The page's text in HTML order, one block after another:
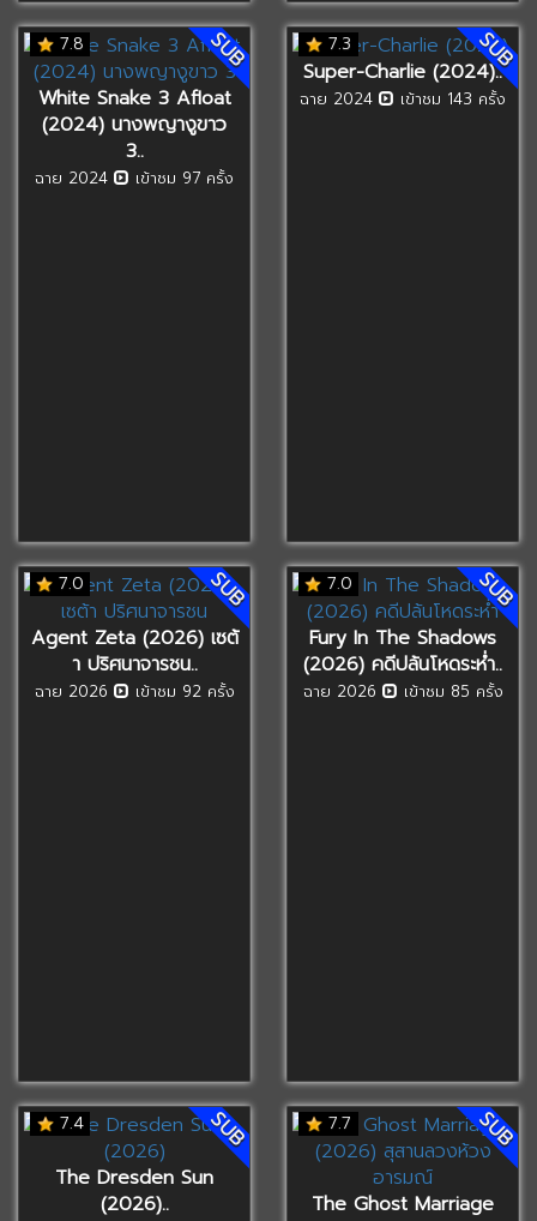
7.8 SUB
White Snake 3 Afloat
(2024) นางพญางูขาว
3..
ฉาย 2024 เข้าชม 97 ครั้ง
7.3 SUB
Super-Charlie (2024)..
ฉาย 2024 เข้าชม 143 ครั้ง
7.0 SUB
Agent Zeta (2026) เซต้
า ปริศนาจารชน..
ฉาย 2026 เข้าชม 92 ครั้ง
7.0 SUB
Fury In The Shadows
(2026) คดีปล้นโหดระห่ำ..
ฉาย 2026 เข้าชม 85 ครั้ง
7.4 SUB
The Dresden Sun
(2026)..
7.7 SUB
The Ghost Marriage